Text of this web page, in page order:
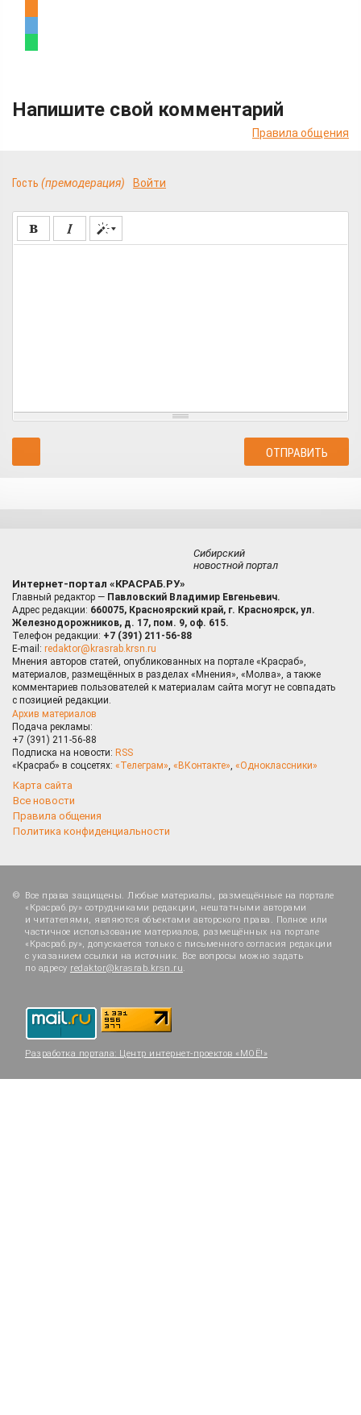
Напишите свой комментарий
Правила общения
Гость (премодерация) Войти
Сибирский
новостной портал
Интернет-портал «КРАСРАБ.РУ»
Главный редактор — Павловский Владимир Евгеньевич.
Адрес редакции: 660075, Красноярский край, г. Красноярск, ул.
Железнодорожников, д. 17, пом. 9, оф. 615.
Телефон редакции: +7 (391) 211-56-88
E-mail: redaktor@krasrab.krsn.ru
Мнения авторов статей, опубликованных на портале «Красраб»,
материалов, размещённых в разделах «Мнения», «Молва», а также
комментариев пользователей к материалам сайта могут не совпадать
с позицией редакции.
Архив материалов
Подача рекламы:
+7 (391) 211-56-88
Подписка на новости: RSS
«Красраб» в соцсетях: «Телеграм», «ВКонтакте», «Одноклассники»
Карта сайта
Все новости
Правила общения
Политика конфиденциальности
Все права защищены. Любые материалы, размещённые на портале
«Красраб.ру» сотрудниками редакции, нештатными авторами
и читателями, являются объектами авторского права. Полное или
частичное использование материалов, размещённых на портале
«Красраб.ру», допускается только с письменного согласия редакции
с указанием ссылки на источник. Все вопросы можно задать
по адресу redaktor@krasrab.krsn.ru.
Разработка портала: Центр интернет-проектов «МОЁ!»